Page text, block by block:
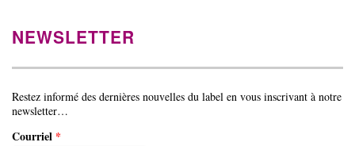
NEWSLETTER
Restez informé des dernières nouvelles du label en vous inscrivant à notre
newsletter…
Courriel *